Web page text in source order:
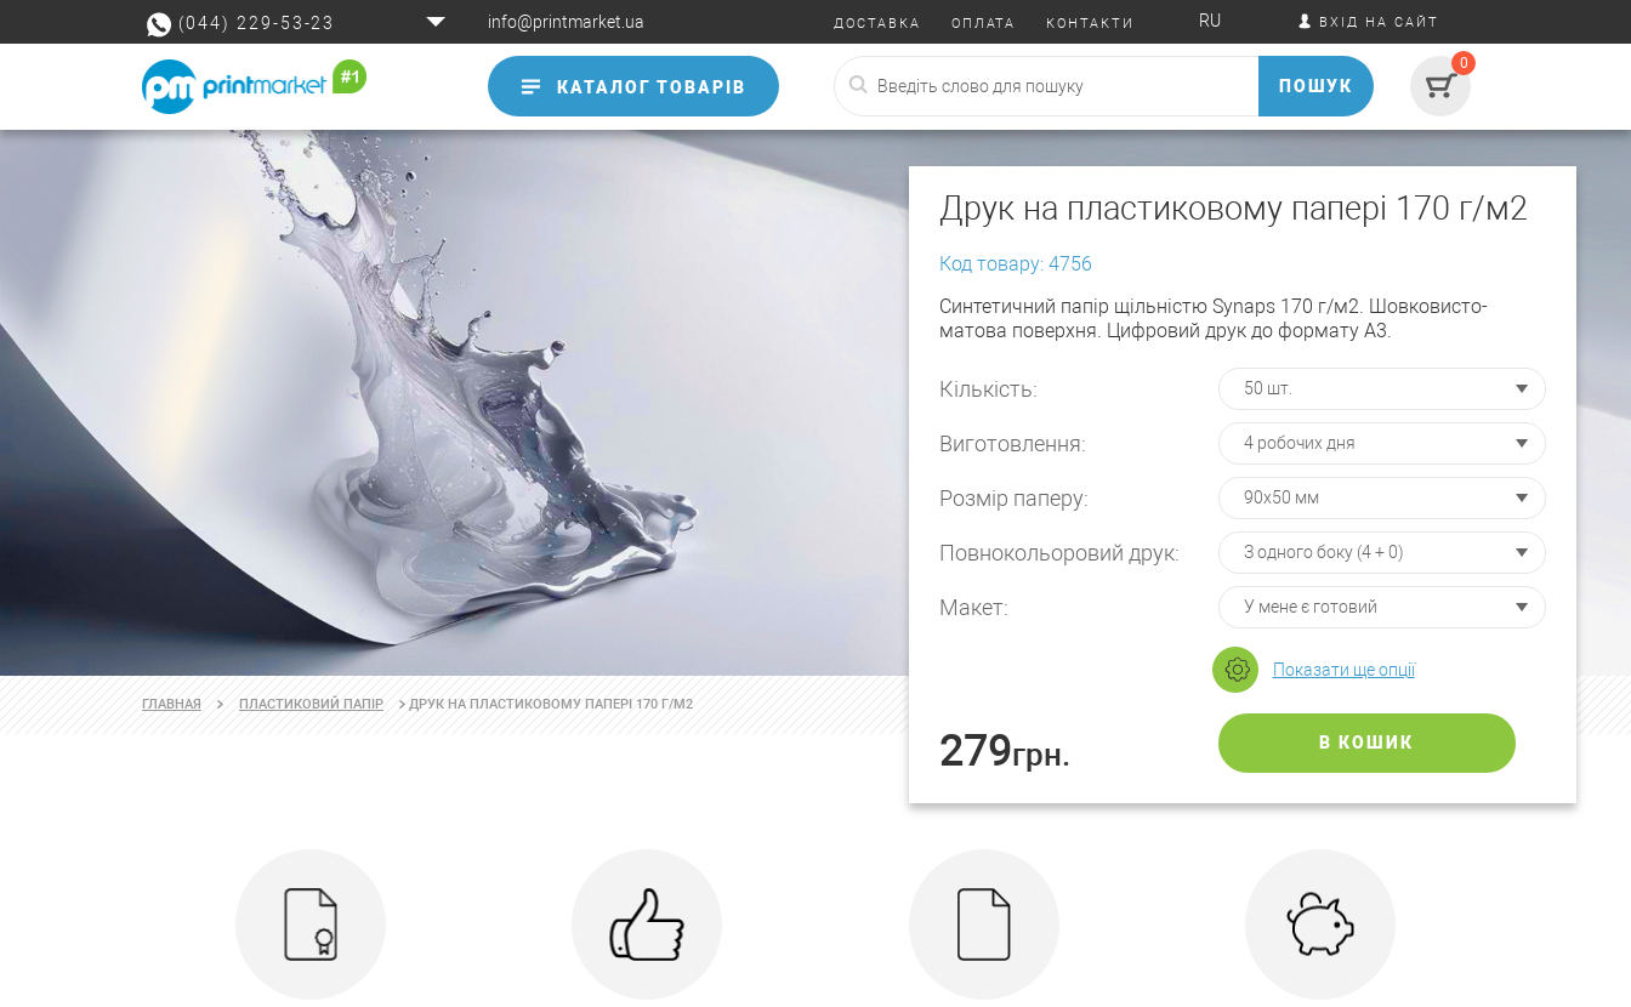
(044) 229-53-23 info@printmarket.ua ДОСТАВКА ОПЛАТА КОНТАКТИ RU ВХІД НА САЙТ
КАТАЛОГ ТОВАРІВ ПОШУК
0
Друк на пластиковому папері 170 г/м2
Код товару: 4756
Синтетичний папір щільністю Synaps 170 г/м2. Шовковисто-
матова поверхня. Цифровий друк до формату А3.
Кількість:
Виготовлення:
Розмір паперу:
Повнокольоровий друк:
Макет:
Показати ще опції
279грн. В КОШИК
ГЛАВНАЯ ПЛАСТИКОВИЙ ПАПІР ДРУК НА ПЛАСТИКОВОМУ ПАПЕРІ 170 Г/М2